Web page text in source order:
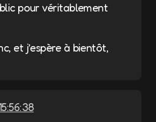
pour véritablement
et j’espère à bientôt,